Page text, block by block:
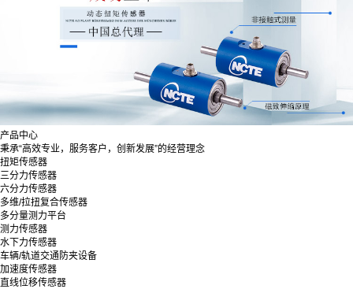
产品中心
秉承“高效专业，服务客户，创新发展”的经营理念
扭矩传感器
三分力传感器
六分力传感器
多维/拉扭复合传感器
多分量测力平台
测力传感器
水下力传感器
车辆/轨道交通防夹设备
加速度传感器
直线位移传感器